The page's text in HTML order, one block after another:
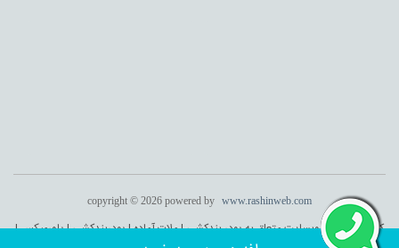
copyright © 2026 powered by www.rashinweb.com
کلیه حقوق این وبسایت متعلق به پودر بندکشی | ملات آماده | پودربندکشی | پاورمیکس |